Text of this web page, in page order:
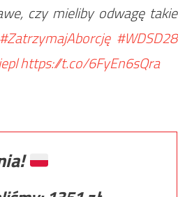
czy mieliby odwagę takie
#ZatrzymajAborcję #WDSD28
https://t.co/6FyEn6sQra